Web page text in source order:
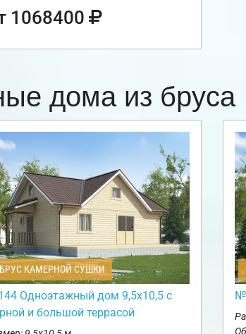
1068400
дома из бруса
БРУС КАМЕРНОЙ СУШКИ
Одноэтажный дом 9,5х10,5 с
и большой террасой